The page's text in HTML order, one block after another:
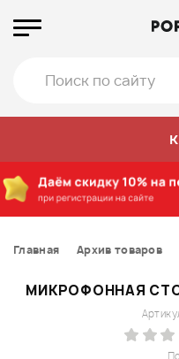
Главная Архив товаров
МИКРОФОННАЯ